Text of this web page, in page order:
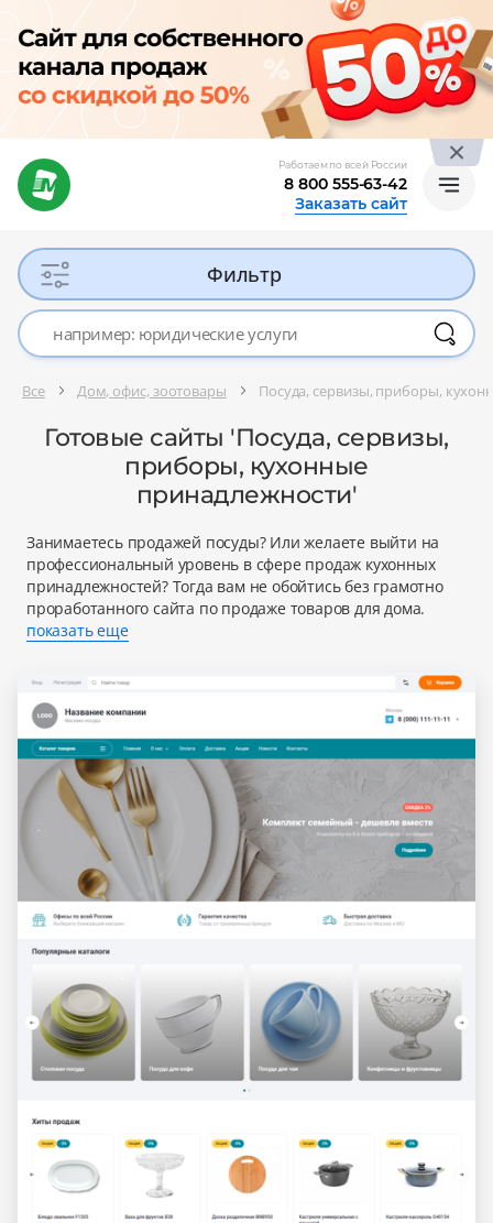
Работаем по всей России
8 800 555-63-42
Заказать сайт
Фильтр
Все Дом, офис, зоотовары Посуда, сервизы, приборы,
Готовые сайты 'Посуда, сервизы,
приборы, кухонные
принадлежности'
Занимаетесь продажей посуды? Или желаете выйти на
профессиональный уровень в сфере продаж кухонных
принадлежностей? Тогда вам не обойтись без грамотно
проработанного сайта по продаже товаров для дома.
показать еще